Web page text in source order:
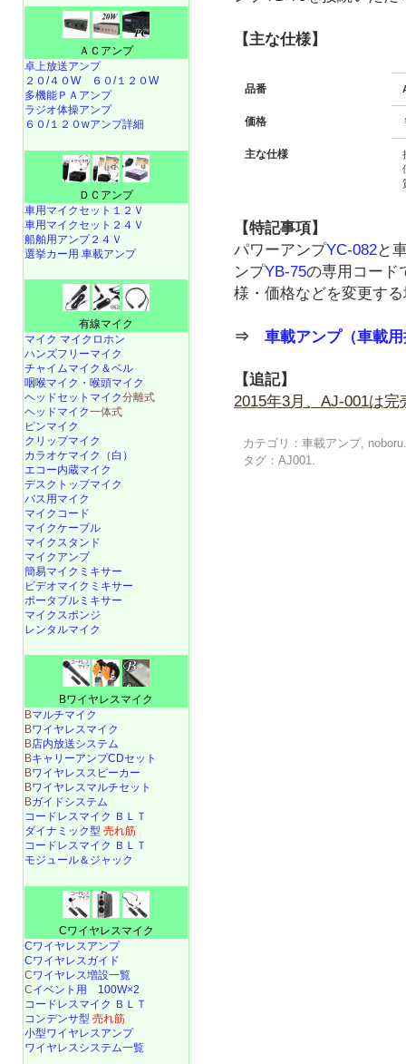
【主な仕様】
品番
価格
主な仕様
【特記事項】
パワーアンプYC-082と
ンプYB-75の専用コード
様・価格などを変更す
⇒車載アンプ（車載
【追記】
2015年3月、AJ-001は完
カテゴリ：車載アンプ, noboru
タグ：AJ001.
ＡＣアンプ
卓上放送アンプ
２０/４０W
６０/１２０W
多機能ＰＡアンプ
ラジオ体操アンプ
６０/１２０wアンプ詳細
ＤＣアンプ
車用マイクセット１２Ｖ
車用マイクセット２４Ｖ
船舶用アンプ２４Ｖ
選挙カー用 車載アンプ
有線マイク
マイク マイクロホン
ハンズフリーマイク
チャイムマイク＆ベル
咽喉マイク・喉頭マイク
ヘッドセットマイク分離式
ヘッドマイク一体式
ピンマイク
クリップマイク
カラオケマイク（白）
エコー内蔵マイク
デスクトップマイク
バス用マイク
マイクコード
マイクケーブル
マイクスタンド
マイクアンプ
簡易マイクミキサー
ビデオマイクミキサー
ポータブルミキサー
マイクスポンジ
レンタルマイク
Bワイヤレスマイク
Bマルチマイク
Bワイヤレスマイク
B店内放送システム
BキャリーアンプCDセット
Bワイヤレススピーカー
Bワイヤレスマルチセット
Bガイドシステム
コードレスマイク ＢＬＴ
ダイナミック型 売れ筋
コードレスマイク ＢＬＴ
モジュール＆ジャック
Cワイヤレスマイク
Cワイヤレスアンプ
Cワイヤレスガイド
Cワイヤレス増設一覧
Cイベント用 100W×2
コードレスマイク ＢＬＴ
コンデンサ型 売れ筋
小型ワイヤレスアンプ
ワイヤレスシステム一覧